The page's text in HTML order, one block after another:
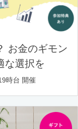
お金のギモン
な選択を
時台 開催